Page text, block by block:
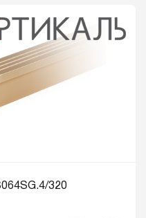
320